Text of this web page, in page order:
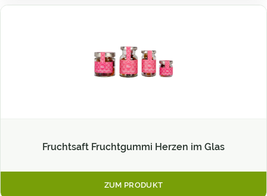
Fruchtsaft Fruchtgummi Herzen im Glas
ZUM PRODUKT